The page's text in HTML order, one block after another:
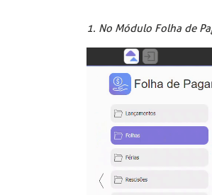
1. No Módulo Folha de